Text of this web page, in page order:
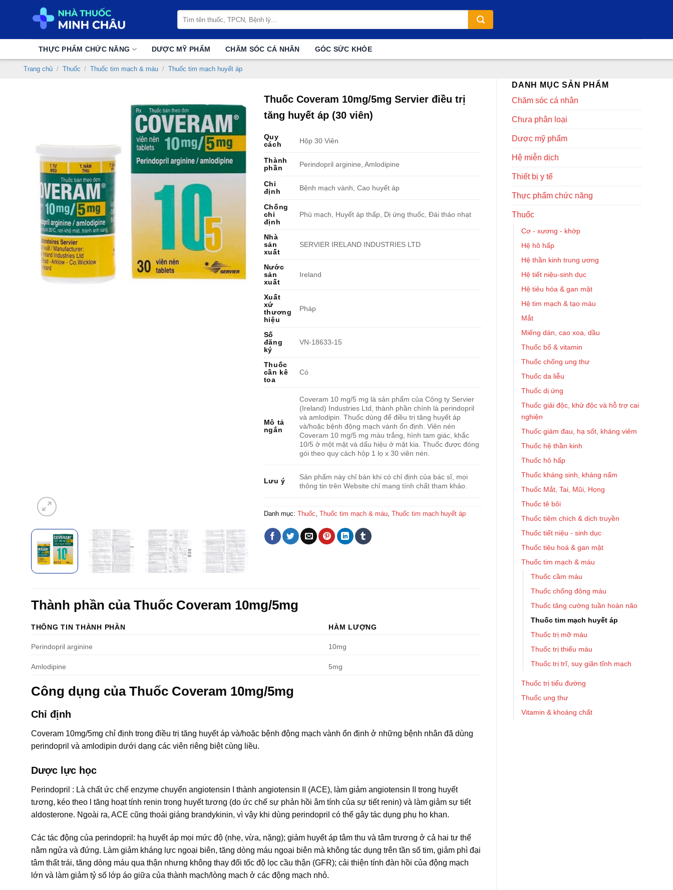
kiếm:
THỰC PHẨM CHỨC NĂNG DƯỢC MỸ PHẨM CHĂM SÓC CÁ NHÂN GÓC SỨC KHỎE
Trang chủ / Thuốc / Thuốc tim mạch & máu / Thuốc tim mạch huyết áp
DANH MỤC SẢN PHẨM
Chăm sóc cá nhân
Chưa phân loại
Dược mỹ phẩm
Hệ miễn dịch
Thiết bị y tế
Thực phẩm chức năng
Thuốc
Cơ - xương - khớp
Hệ hô hấp
Hệ thần kinh trung ương
Hệ tiết niệu-sinh dục
Hệ tiêu hóa & gan mật
Hệ tim mạch & tạo máu
Mắt
Miếng dán, cao xoa, dầu
Thuốc bổ & vitamin
Thuốc chống ung thư
Thuốc da liễu
Thuốc dị ứng
Thuốc giải độc, khử độc và hỗ trợ cai
nghiện
Thuốc giảm đau, hạ sốt, kháng viêm
Thuốc hệ thần kinh
Thuốc hô hấp
Thuốc kháng sinh, kháng nấm
Thuốc Mắt, Tai, Mũi, Họng
Thuốc tê bôi
Thuốc tiêm chích & dịch truyền
Thuốc tiết niệu - sinh dục
Thuốc tiêu hoá & gan mật
Thuốc tim mạch & máu
Thuốc cầm máu
Thuốc chống đông máu
Thuốc tăng cường tuần hoàn não
Thuốc tim mạch huyết áp
Thuốc trị mỡ máu
Thuốc trị thiếu máu
Thuốc trị trĩ, suy giãn tĩnh mạch
Thuốc trị tiểu đường
Thuốc ung thư
Vitamin & khoáng chất
Thuốc Coveram 10mg/5mg Servier điều trị
tăng huyết áp (30 viên)
Quy
cách
Hộp 30 Viên
Thành
phần
Perindopril arginine, Amlodipine
Chỉ
định
Bệnh mạch vành, Cao huyết áp
Chống
chỉ
định
Phù mạch, Huyết áp thấp, Dị ứng thuốc, Đái tháo nhạt
Nhà
sản
xuất
SERVIER IRELAND INDUSTRIES LTD
Nước
sản
xuất
Ireland
Xuất
xứ
thương
hiệu
Pháp
Số
đăng
ký
VN-18633-15
Thuốc
cần kê
toa
Có
Mô tả
ngắn
Coveram 10 mg/5 mg là sản phẩm của Công ty Servier
(Ireland) Industries Ltd, thành phần chính là perindopril
và amlodipin. Thuốc dùng để điều trị tăng huyết áp
và/hoặc bệnh động mạch vành ổn định. Viên nén
Coveram 10 mg/5 mg màu trắng, hình tam giác, khắc
10/5 ở một mặt và dấu hiệu ở mặt kia. Thuốc được đóng
gói theo quy cách hộp 1 lọ x 30 viên nén.
Lưu ý
Sản phẩm này chỉ bán khi có chỉ định của bác sĩ, mọi
thông tin trên Website chỉ mang tính chất tham khảo.
Danh mục: Thuốc, Thuốc tim mạch & máu, Thuốc tim mạch huyết áp
Thành phần của Thuốc Coveram 10mg/5mg
THÔNG TIN THÀNH PHẦN HÀM LƯỢNG
Perindopril arginine 10mg
Amlodipine 5mg
Công dụng của Thuốc Coveram 10mg/5mg
Chỉ định
Coveram 10mg/5mg chỉ định trong điều trị tăng huyết áp và/hoặc bệnh động mạch vành ổn định ở những bệnh nhân đã dùng
perindopril và amlodipin dưới dạng các viên riêng biệt cùng liều.
Dược lực học
Perindopril : Là chất ức chế enzyme chuyển angiotensin I thành angiotensin II (ACE), làm giảm angiotensin II trong huyết
tương, kéo theo l tăng hoạt tính renin trong huyết tương (do ức chế sự phản hồi âm tính của sự tiết renin) và làm giảm sự tiết
aldosterone. Ngoài ra, ACE cũng thoái giáng brandykinin, vì vậy khi dùng perindopril có thể gây tác dụng phụ ho khan.
Các tác động của perindopril: hạ huyết áp mọi mức độ (nhẹ, vừa, nặng); giảm huyết áp tâm thu và tâm trương ở cả hai tư thế
nằm ngửa và đứng. Làm giảm kháng lực ngoại biên, tăng dòng máu ngoại biên mà không tác dụng trên tần số tim, giảm phì đại
tâm thất trái, tăng dòng máu qua thận nhưng không thay đổi tốc độ lọc cầu thận (GFR); cải thiện tính đàn hồi của động mạch
lớn và làm giảm tỷ số lớp áo giữa của thành mạch/lòng mạch ở các động mạch nhỏ.